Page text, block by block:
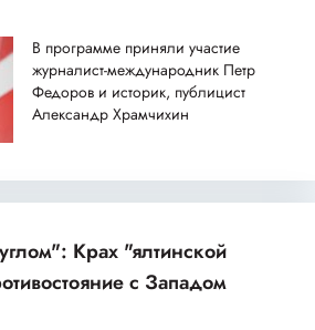
В программе приняли участие
журналист-международник Петр
Федоров и историк, публицист
Александр Храмчихин
Крах "ялтинской
с Западом